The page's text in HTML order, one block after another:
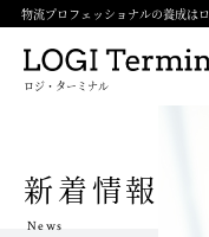
物流プロフェッショナルの養成は
ロジ・ターミナル
新着情報
News